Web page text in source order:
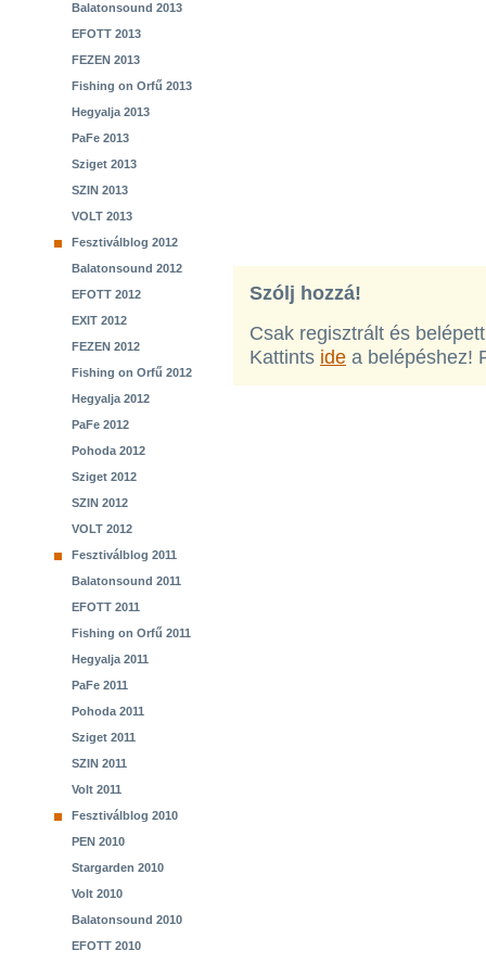
Balatonsound 2013
EFOTT 2013
FEZEN 2013
Fishing on Orfű 2013
Hegyalja 2013
PaFe 2013
Sziget 2013
SZIN 2013
VOLT 2013
Fesztiválblog 2012
Balatonsound 2012
EFOTT 2012
EXIT 2012
FEZEN 2012
Fishing on Orfű 2012
Hegyalja 2012
PaFe 2012
Pohoda 2012
Sziget 2012
SZIN 2012
VOLT 2012
Fesztiválblog 2011
Balatonsound 2011
EFOTT 2011
Fishing on Orfű 2011
Hegyalja 2011
PaFe 2011
Pohoda 2011
Sziget 2011
SZIN 2011
Volt 2011
Fesztiválblog 2010
PEN 2010
Stargarden 2010
Volt 2010
Balatonsound 2010
EFOTT 2010
Szólj hozzá!
Csak regisztrált és
Kattints ide a belépéshez!